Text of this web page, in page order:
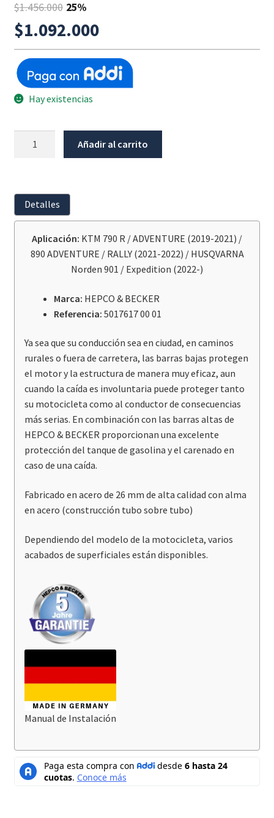
$1.456.000 25%
$1.092.000
Hay existencias
790
/
Adventure
Añadir al carrito
Detalles
Aplicación: KTM 790 R / ADVENTURE (2019-2021) /
890 ADVENTURE / RALLY (2021-2022) / HUSQVARNA
Norden 901 / Expedition (2022-)
Marca: HEPCO & BECKER
Referencia: 5017617 00 01
Ya sea que su conducción sea en ciudad, en caminos
rurales o fuera de carretera, las barras bajas protegen
el motor y la estructura de manera muy eficaz, aun
cuando la caída es involuntaria puede proteger tanto
su motocicleta como al conductor de consecuencias
más serias. En combinación con las barras altas de
HEPCO & BECKER proporcionan una excelente
protección del tanque de gasolina y el carenado en
caso de una caída.
Fabricado en acero de 26 mm de alta calidad con alma
en acero (construcción tubo sobre tubo)
Dependiendo del modelo de la motocicleta, varios
acabados de superficiales están disponibles.
Manual de Instalación